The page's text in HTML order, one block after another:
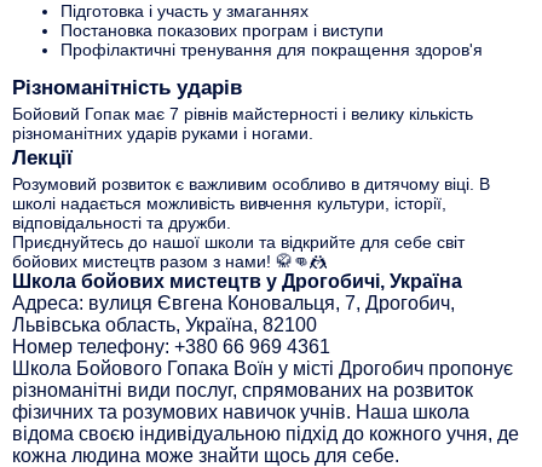
Підготовка і участь у змаганнях
Постановка показових програм і виступи
Профілактичні тренування для покращення здоров'я
Різноманітність ударів
Бойовий Гопак має 7 рівнів майстерності і велику кількість
різноманітних ударів руками і ногами.
Лекції
Розумовий розвиток є важливим особливо в дитячому віці. В
школі надається можливість вивчення культури, історії,
відповідальності та дружби.
Приєднуйтесь до нашої школи та відкрийте для себе світ
бойових мистецтв разом з нами! 🥋👊🤼
Школа бойових мистецтв у Дрогобичі, Україна
Адреса: вулиця Євгена Коновальця, 7, Дрогобич,
Львівська область, Україна, 82100
Номер телефону: +380 66 969 4361
Школа Бойового Гопака Воїн у місті Дрогобич пропонує
різноманітні види послуг, спрямованих на розвиток
фізичних та розумових навичок учнів. Наша школа
відома своєю індивідуальною підхід до кожного учня, де
кожна людина може знайти щось для себе.